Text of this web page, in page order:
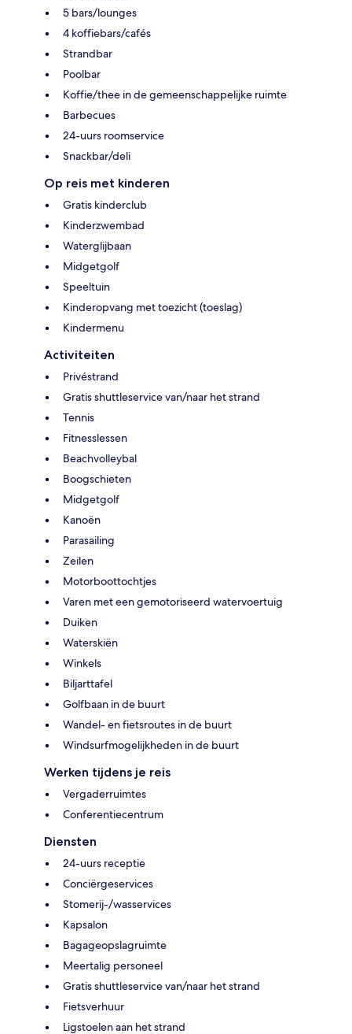
5 bars/lounges
4 koffiebars/cafés
Strandbar
Poolbar
Koffie/thee in de gemeenschappelijke ruimte
Barbecues
24-uurs roomservice
Snackbar/deli
Op reis met kinderen
Gratis kinderclub
Kinderzwembad
Waterglijbaan
Midgetgolf
Speeltuin
Kinderopvang met toezicht (toeslag)
Kindermenu
Activiteiten
Privéstrand
Gratis shuttleservice van/naar het strand
Tennis
Fitnesslessen
Beachvolleybal
Boogschieten
Midgetgolf
Kanoën
Parasailing
Zeilen
Motorboottochtjes
Varen met een gemotoriseerd watervoertuig
Duiken
Waterskiën
Winkels
Biljarttafel
Golfbaan in de buurt
Wandel- en fietsroutes in de buurt
Windsurfmogelijkheden in de buurt
Werken tijdens je reis
Vergaderruimtes
Conferentiecentrum
Diensten
24-uurs receptie
Conciërgeservices
Stomerij-/wasservices
Kapsalon
Bagageopslagruimte
Meertalig personeel
Gratis shuttleservice van/naar het strand
Fietsverhuur
Ligstoelen aan het strand